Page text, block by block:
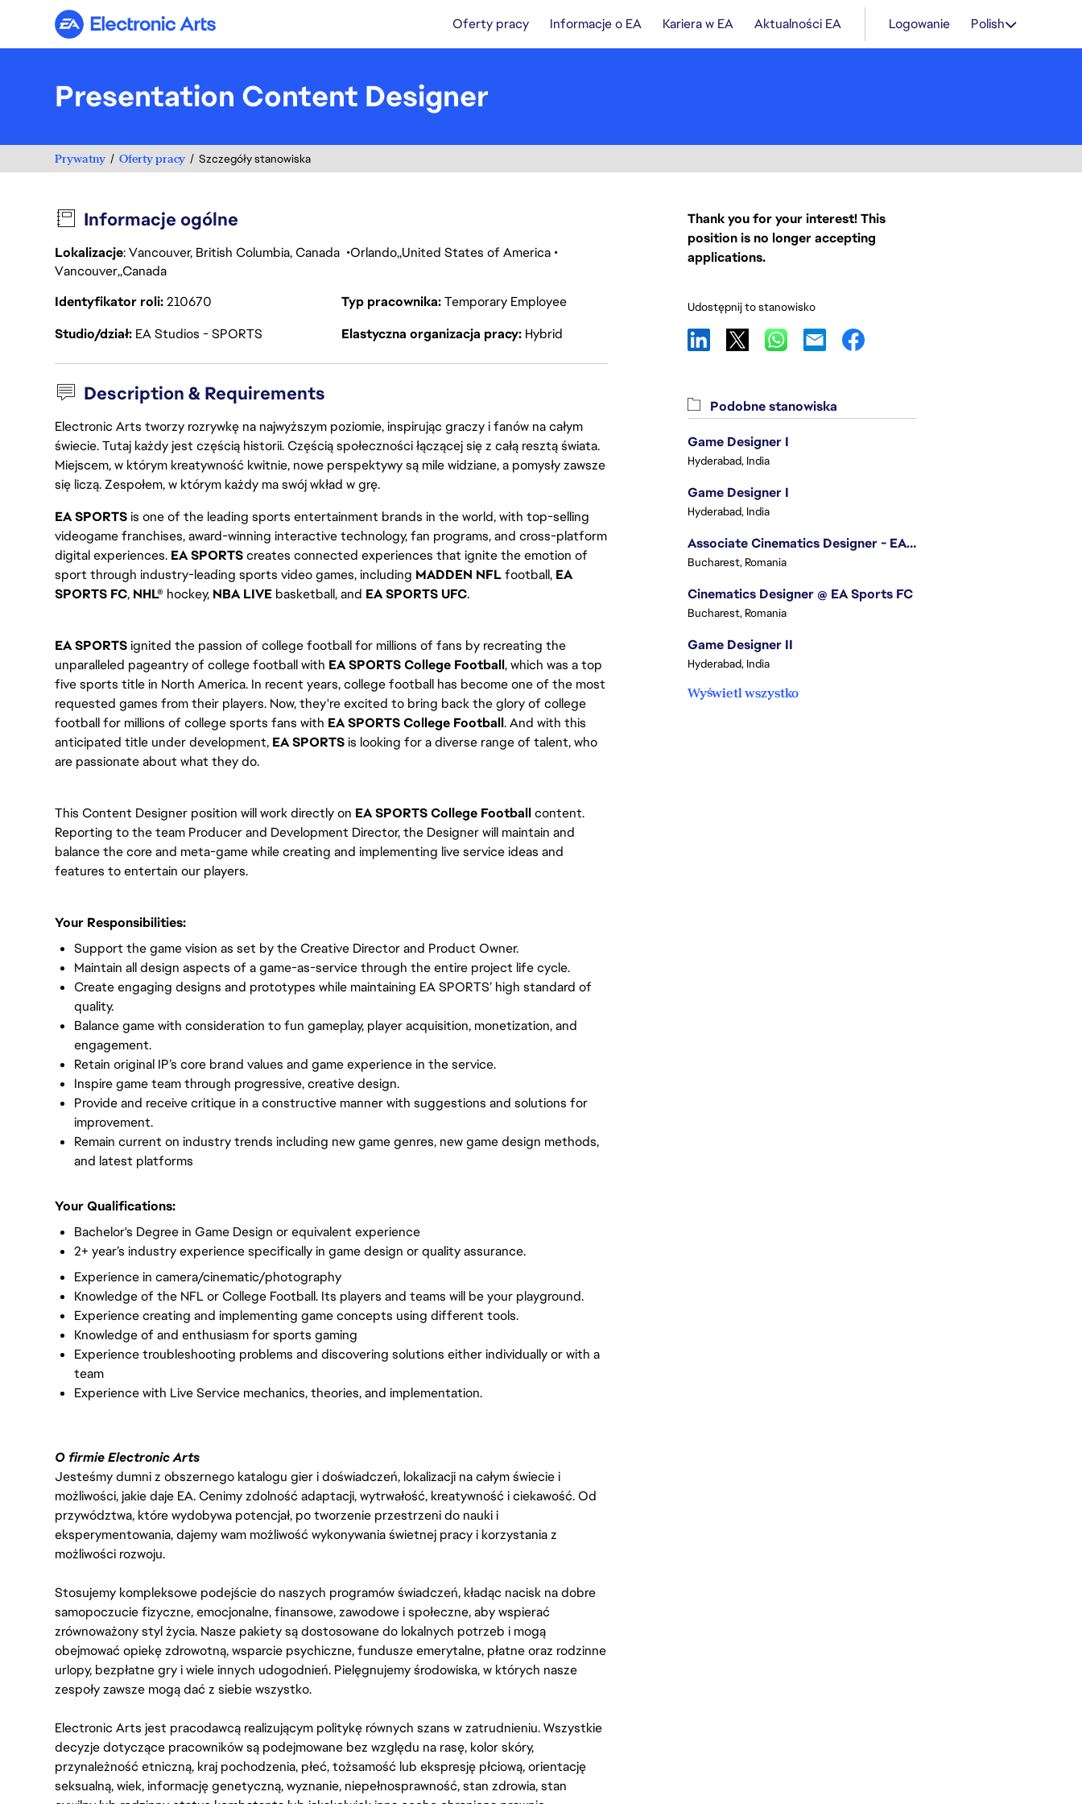
Electronic Arts Oferty pracy Informacje o EA Kariera w EA Aktualności EA Logowanie Polish
Presentation Content Designer
Prywatny Oferty pracy Szczegóły stanowiska
Informacje ogólne
Lokalizacje: Vancouver, British Columbia, Canada Orlando United States of America
Vancouver Canada
Identyfikator roli210670 Typ pracownika Temporary Employee
Studio/dział EA Studios - SPORTS Elastyczna organizacja pracy Hybrid
Description & Requirements
Electronic Arts tworzy rozrywkę na najwyższym poziomie, inspirując graczy i fanów na całym
świecie. Tutaj każdy jest częścią historii. Częścią społeczności łączącej się z całą resztą świata.
Miejscem, w którym kreatywność kwitnie, nowe perspektywy są mile widziane, a pomysły zawsze
się liczą. Zespołem, w którym każdy ma swój wkład w grę.
EA SPORTSis one of the leading sports entertainment brands in the world, with top-selling
videogame franchises, award-winning interactive technology, fan programs, and cross-platform
digital experiences. EA SPORTScreates connected experiences that ignite the emotion of
sport through industry-leading sports video games, including MADDEN NFLfootball, EA
SPORTS FC, NHL® hockey, NBA LIVE basketball, and EA SPORTS UFC.
EA SPORTSignited the passion of college football for millions of fans by recreating the
unparalleled pageantry of college football with EA SPORTS College Football, which was a top
five sports title in North America. In recent years, college football has become one of the most
requested games from their players. Now, they're excited to bring back the glory of college
football for millions of college sports fans with EA SPORTS College Football. And with this
anticipated title under development, EA SPORTSis looking for a diverse range of talent, who
are passionate about what they do.
This Content Designer position will work directly on EA SPORTS College Footballcontent.
Reporting to the team Producer and Development Director, the Designer will maintain and
balance the core and meta-game while creating and implementing live service ideas and
features to entertain our players.
Your Responsibilities:
Support the game vision as set by the Creative Director and Product Owner.
Maintain all design aspects of a game-as-service through the entire project life cycle.
Create engaging designs and prototypes while maintaining EA SPORTS’ high standard of
quality.
Balance game with consideration to fun gameplay, player acquisition, monetization, and
engagement.
Retain original IP’s core brand values and game experience in the service.
Inspire game team through progressive, creative design.
Provide and receive critique in a constructive manner with suggestions and solutions for
improvement.
Remain current on industry trends including new game genres, new game design methods,
and latest platforms
Your Qualifications:
Bachelor's Degree in Game Design or equivalent experience
2+ year’s industry experience specifically in game design or quality assurance.
Experience in camera/cinematic/photography
Knowledge of the NFL or College Football. Its players and teams will be your playground.
Experience creating and implementing game concepts using different tools.
Knowledge of and enthusiasm for sports gaming
Experience troubleshooting problems and discovering solutions either individually or with a
team
Experience with Live Service mechanics, theories, and implementation.
O firmie Electronic Arts
Jesteśmy dumni z obszernego katalogu gier i doświadczeń, lokalizacji na całym świecie i
możliwości, jakie daje EA. Cenimy zdolność adaptacji, wytrwałość, kreatywność i ciekawość. Od
przywództwa, które wydobywa potencjał, po tworzenie przestrzeni do nauki i
eksperymentowania, dajemy wam możliwość wykonywania świetnej pracy i korzystania z
możliwości rozwoju.
Stosujemy kompleksowe podejście do naszych programów świadczeń, kładąc nacisk na dobre
samopoczucie fizyczne, emocjonalne, finansowe, zawodowe i społeczne, aby wspierać
zrównoważony styl życia. Nasze pakiety są dostosowane do lokalnych potrzeb i mogą
obejmować opiekę zdrowotną, wsparcie psychiczne, fundusze emerytalne, płatne oraz rodzinne
urlopy, bezpłatne gry i wiele innych udogodnień. Pielęgnujemy środowiska, w których nasze
zespoły zawsze mogą dać z siebie wszystko.
Electronic Arts jest pracodawcą realizującym politykę równych szans w zatrudnieniu. Wszystkie
decyzje dotyczące pracowników są podejmowane bez względu na rasę, kolor skóry,
przynależność etniczną, kraj pochodzenia, płeć, tożsamość lub ekspresję płciową, orientację
seksualną, wiek, informację genetyczną, wyznanie, niepełnosprawność, stan zdrowia, stan
Thank you for your interest! This
position is no longer accepting
applications.
Udostępnij to stanowisko
Podobne stanowiska
Game Designer I
Hyderabad, India
Game Designer I
Hyderabad, India
Associate Cinematics Designer - EA Sports FC
Bucharest, Romania
Cinematics Designer @ EA Sports FC
Bucharest, Romania
Game Designer II
Hyderabad, India
Wyświetl wszystko